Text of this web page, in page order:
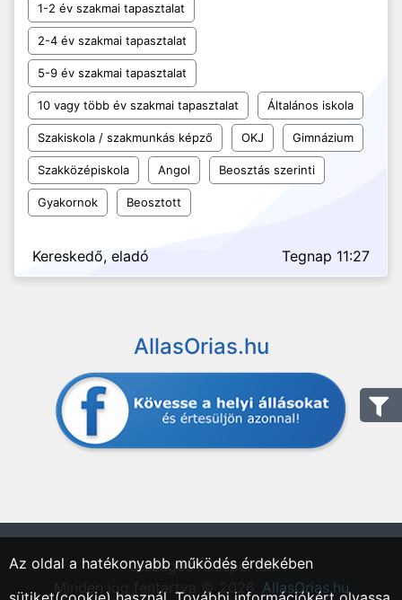
1-2 év szakmai tapasztalat
2-4 év szakmai tapasztalat
5-9 év szakmai tapasztalat
10 vagy több év szakmai tapasztalat Általános iskola
Szakiskola / szakmunkás képző OKJ Gimnázium
Szakközépiskola Angol Beosztás szerinti
Gyakornok Beosztott
Kereskedő, eladó Tegnap 11:27
AllasOrias.hu
"Országos Állásportál."
Minden jog fentartva © 2026. AllasOrias.hu
Az oldal a hatékonyabb működés érdekében